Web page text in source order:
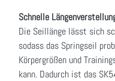
Schnelle
Die Seillänge lässt sich
sodass das Springseil
Körpergrößen und
kann. Dadurch ist das